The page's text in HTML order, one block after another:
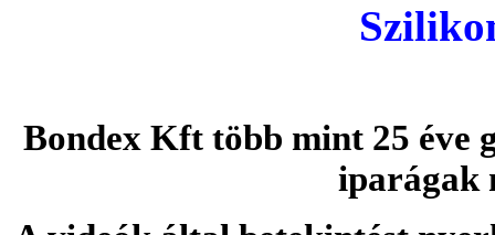
Bondex Kft több mint 25 éve
iparágak